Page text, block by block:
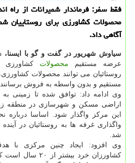
فقط سفر: فرماندار شمیرانات از راه
محصولات كشاورزی برای روستاییان
آگاهی داد.
سیاوش شهریور در گفت و گو با ایسنا،
عرضه مستقیم محصولات كشاورزی
روستائیان می توانند محصولات
مستقیم و بدون واسطه به فروش برسانند.
اراضی مسكن و شهرسازی در منطقه
این مركز واگذار شود. اساسا درباره
واگذاری غرفه ها به روستائیان در
شد.
وی افزود: ایجاد چنین مركزی با
كشاورزان خرد